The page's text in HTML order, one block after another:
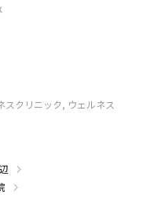
スクリニック, ウェルネス